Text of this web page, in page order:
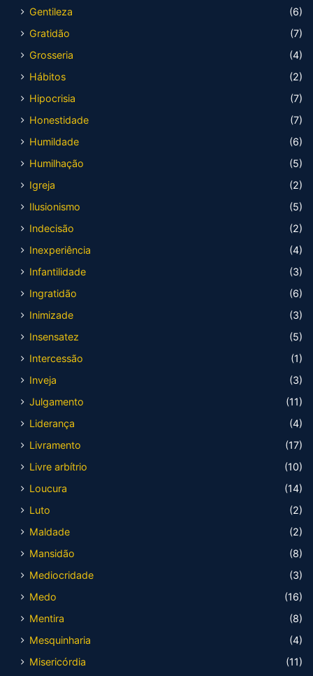
Gentileza
(6)
Gratidão
(7)
Grosseria
(4)
Hábitos
(2)
Hipocrisia
(7)
Honestidade
(7)
Humildade
(6)
Humilhação
(5)
Igreja
(2)
Ilusionismo
(5)
Indecisão
(2)
Inexperiência
(4)
Infantilidade
(3)
Ingratidão
(6)
Inimizade
(3)
Insensatez
(5)
Intercessão
(1)
Inveja
(3)
Julgamento
(11)
Liderança
(4)
Livramento
(17)
Livre arbítrio
(10)
Loucura
(14)
Luto
(2)
Maldade
(2)
Mansidão
(8)
Mediocridade
(3)
Medo
(16)
Mentira
(8)
Mesquinharia
(4)
Misericórdia
(11)